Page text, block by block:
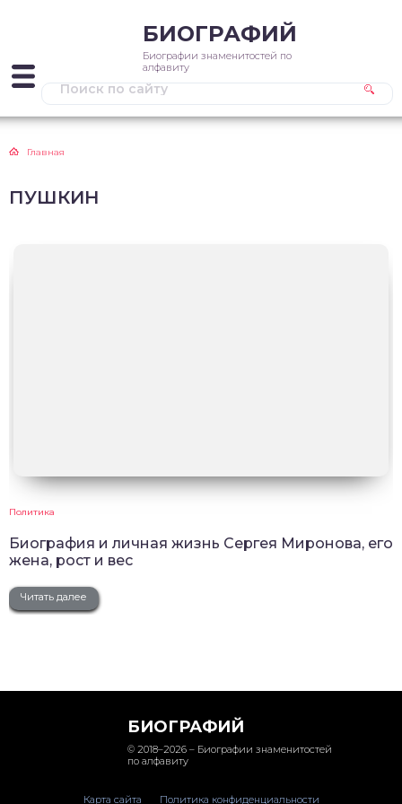
БИОГРАФИЙ
Биографии знаменитостей по
алфавиту
Главная
ПУШКИН
Политика
Биография и личная жизнь Сергея Миронова, его
жена, рост и вес
Читать далее
БИОГРАФИЙ
© 2018–2026 – Биографии знаменитостей
по алфавиту
Карта сайта Политика конфиденциальности